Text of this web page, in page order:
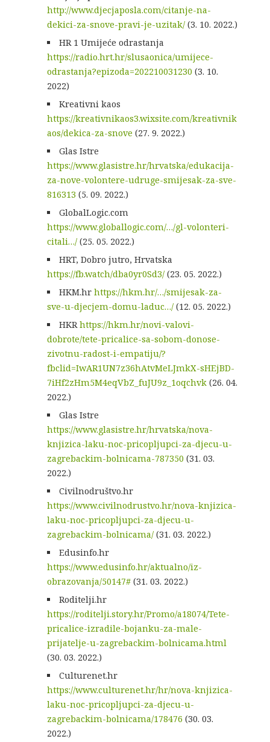
http://www.djecjaposla.com/citanje-na-
dekici-za-snove-pravi-je-uzitak/(3. 10. 2022.)
HR 1 Umijeće odrastanja
https://radio.hrt.hr/slusaonica/umijece-
odrastanja?epizoda=202210031230 (3. 10.
2022)
Kreativni kaos
https://kreativnikaos3.wixsite.com/kreativnik
aos/dekica-za-snove (27. 9. 2022.)
Glas Istre
https://www.glasistre.hr/hrvatska/edukacija-
za-nove-volontere-udruge-smijesak-za-sve-
816313 (5. 09. 2022.)
GlobalLogic.com
https://www.globallogic.com/…/gl-volonteri-
citali…/(25. 05. 2022.)
HRT, Dobro jutro, Hrvatska
https://fb.watch/dba0yr0Sd3/(23. 05. 2022.)
HKM.hrhttps://hkm.hr/…/smijesak-za-
sve-u-djecjem-domu-laduc…/(12. 05. 2022.)
HKRhttps://hkm.hr/novi-valovi-
dobrote/tete-pricalice-sa-sobom-donose-
zivotnu-radost-i-empatiju/?
fbclid=IwAR1UN7z36hAtvMeLJmkX-sHEjBD-
7iHf2zHm5M4eqVbZ_fuJU9z_1oqchvk(26. 04.
2022.)
Glas Istre
https://www.glasistre.hr/hrvatska/nova-
knjizica-laku-noc-pricopljupci-za-djecu-u-
zagrebackim-bolnicama-787350 (31. 03.
2022.)
Civilnodruštvo.hr
https://www.civilnodrustvo.hr/nova-knjizica-
laku-noc-pricopljupci-za-djecu-u-
zagrebackim-bolnicama/(31. 03. 2022.)
Edusinfo.hr
https://www.edusinfo.hr/aktualno/iz-
obrazovanja/50147#(31. 03. 2022.)
Roditelji.hr
https://roditelji.story.hr/Promo/a18074/Tete-
pricalice-izradile-bojanku-za-male-
prijatelje-u-zagrebackim-bolnicama.html
(30. 03. 2022.)
Culturenet.hr
https://www.culturenet.hr/hr/nova-knjizica-
laku-noc-pricopljupci-za-djecu-u-
zagrebackim-bolnicama/178476 (30. 03.
2022.)